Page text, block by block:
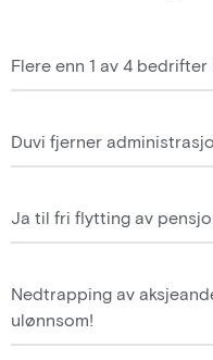
Flere enn 1 av 4
Duvi fjerner
Ja til fri flytting av
Nedtrapping av
ulønnsom!